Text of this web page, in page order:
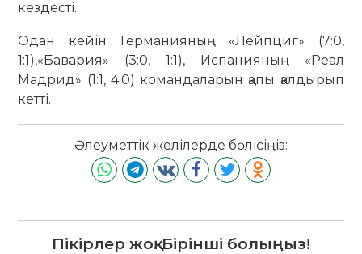
кездесті.
Одан кейін Германияның «Лейпциг» (7:0,
1:1),«Бавария» (3:0, 1:1), Испанияның «Реал
Мадрид» (1:1, 4:0) командаларын қапы қалдырып
кетті.
Әлеуметтік желілерде бөлісіңіз:
Пікірлер жоқ. Бірінші болыңыз!